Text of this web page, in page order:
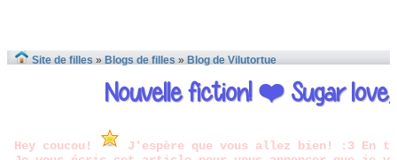
Site de filles » Blogs de filles » Blog de Vilutortue
Nouvelle fiction! ❤️ Sugar
Hey coucou!
J'espère que vous allez bien! :3 En